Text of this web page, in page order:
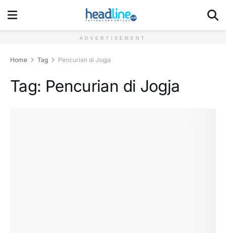
ADVERTISEMENT
Home Tag Pencurian di Jogja
Tag: Pencurian di Jogja